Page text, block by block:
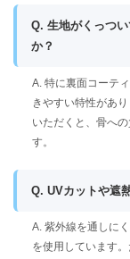
Q. 生地がくっつ
か？
A. 特に裏面コーテ
きやすい特性があ
いただくと、骨へ
す。
Q. UVカットや遮
A. 紫外線を通しに
を使用しています